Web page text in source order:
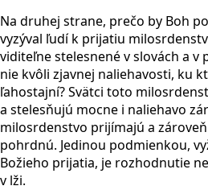
Na druhej strane, prečo by Boh
vyzýval ľudí k prijatiu
viditeľne stelesnené v slovách a v
nie kvôli zjavnej naliehavosti, ku
ľahostajní? Svätci toto
a stelesňujú mocne i naliehavo
milosrdenstvo prijímajú a
pohrdnú. Jedinou podmienkou,
Božieho prijatia, je rozhodnutie
v lži.